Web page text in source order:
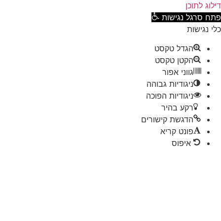
לתוכן
סרגל נגישות
נגישות
הגדל טקסט
הקטן טקסט
גווני אפור
ניגודיות גבוהה
ניגודיות הפוכה
רקע בהיר
הדגשת קישורים
פונט קריא
איפוס